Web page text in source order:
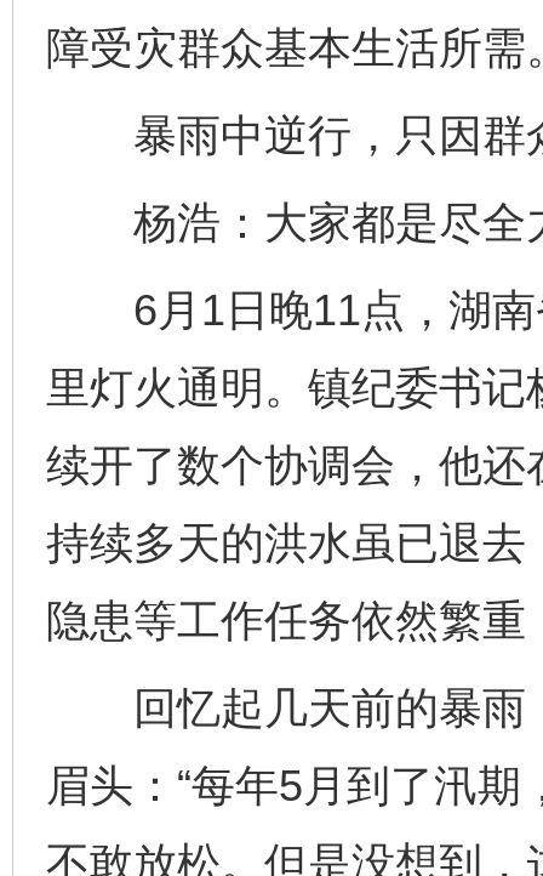
障受灾群众基本生活所需
暴雨中逆行，只因群
杨浩：大家都是尽全
6月1日晚11点，湖南
里灯火通明。镇纪委书
续开了数个协调会，他
持续多天的洪水虽已退
隐患等工作任务依然繁
回忆起几天前的暴雨
眉头：“每年5月到了汛
不敢放松。但是没想到，